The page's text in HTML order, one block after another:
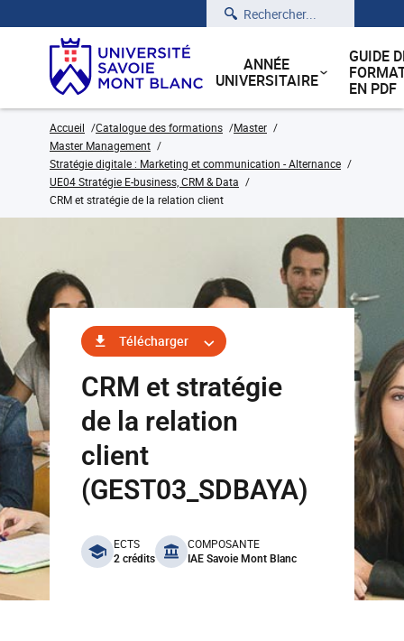
Rechercher
ANNÉE
UNIVERSITAIRE
GUIDE
EN PDF
Accueil Catalogue des formations
Master
Master Management
Stratégie digitale : Marketing et communication - Alternance
UE04 Stratégie E-business, CRM & Data
CRM et stratégie de la relation client
Télécharger
CRM et stratégie
de la relation
client
(GEST03_SDBAYA)
benefits
ECTS
2 crédits
COMPOSANTE
IAE Savoie Mont Blanc